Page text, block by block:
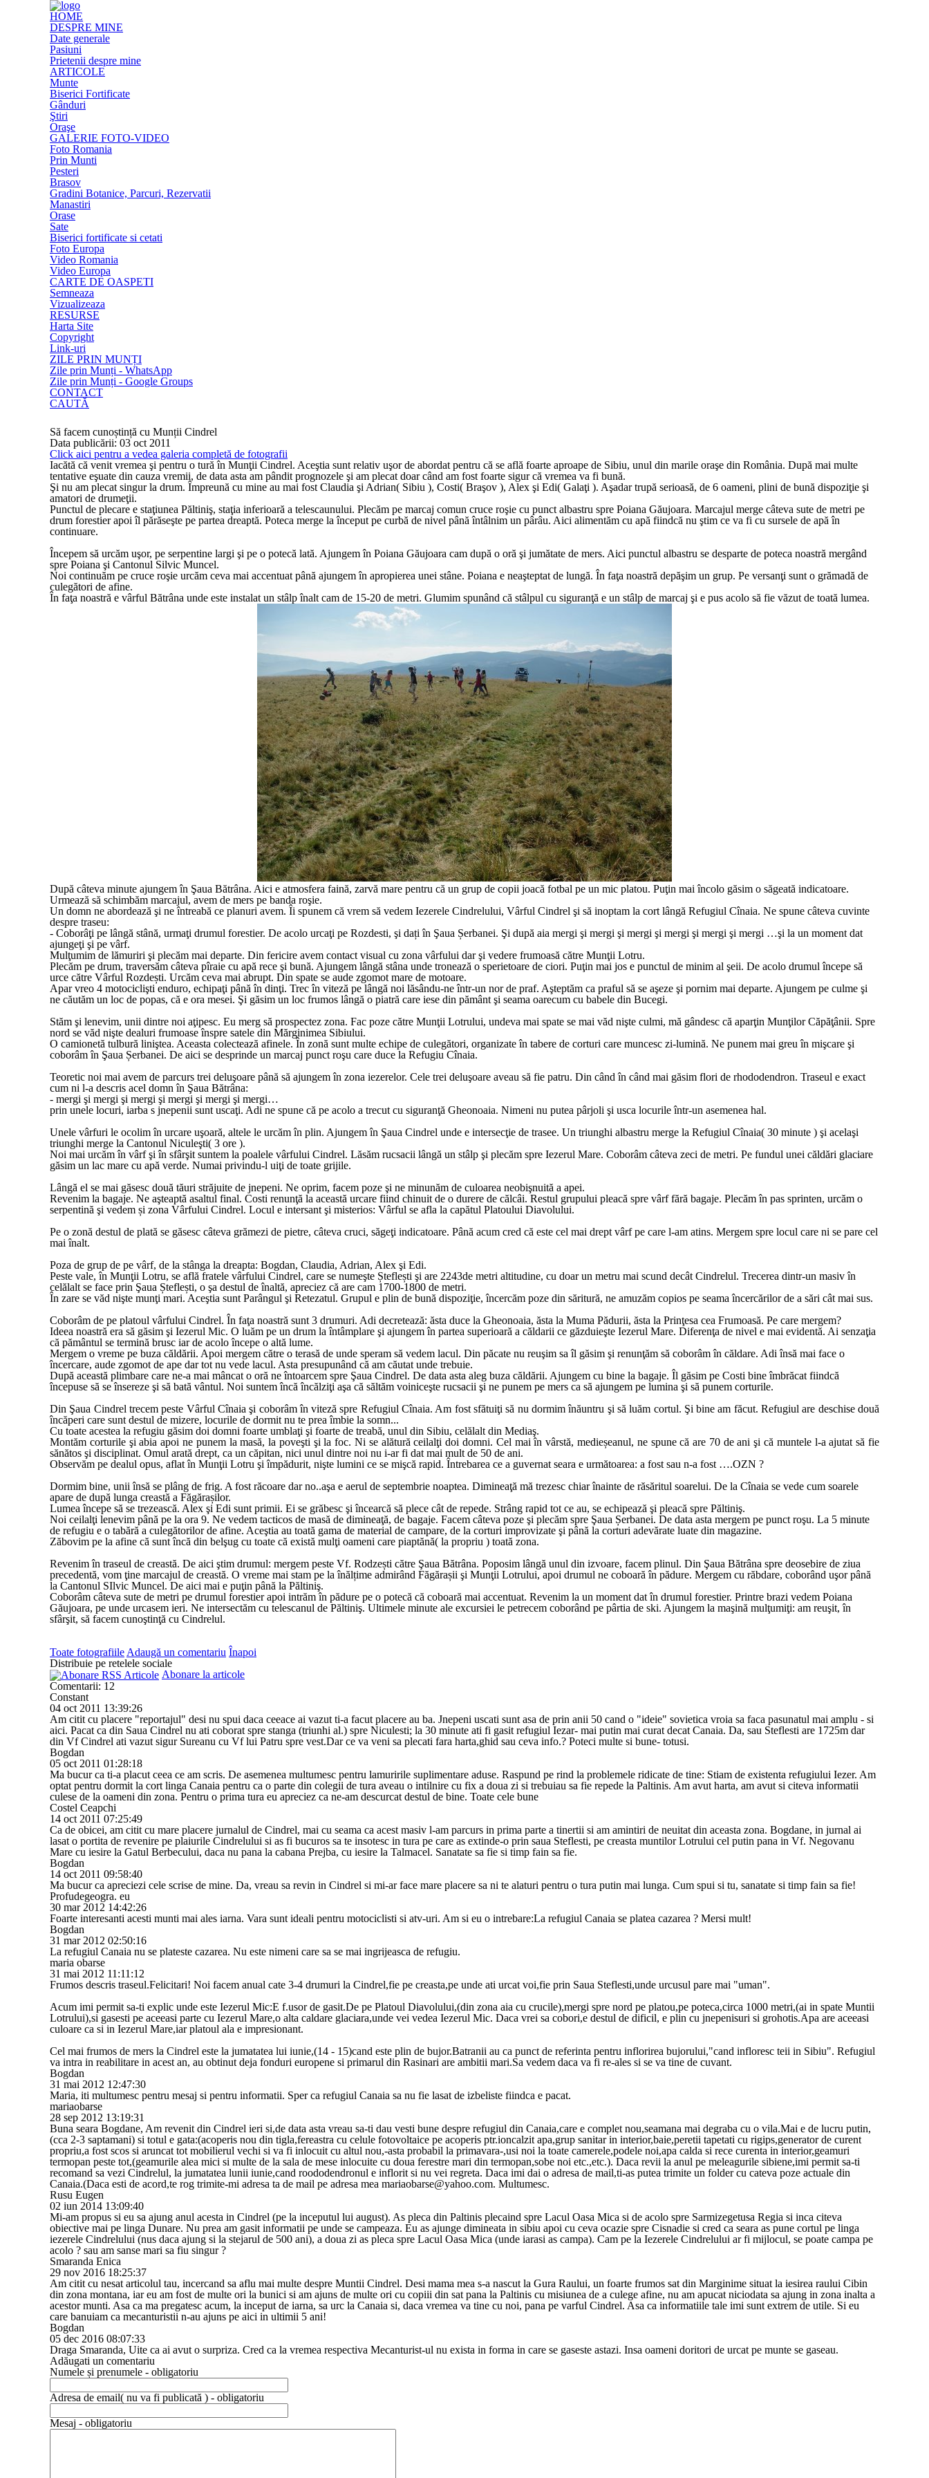
HOME
DESPRE MINE
Date generale
Pasiuni
Prietenii despre mine
ARTICOLE
Munte
Biserici Fortificate
Gânduri
Ştiri
Oraşe
GALERIE FOTO-VIDEO
Foto Romania
Prin Munti
Pesteri
Brasov
Gradini Botanice, Parcuri, Rezervatii
Manastiri
Orase
Sate
Biserici fortificate si cetati
Foto Europa
Video Romania
Video Europa
CARTE DE OASPETI
Semneaza
Vizualizeaza
RESURSE
Harta Site
Copyright
Link-uri
ZILE PRIN MUNȚI
Zile prin Munți - WhatsApp
Zile prin Munți - Google Groups
CONTACT
CAUTĂ
Să facem cunoștință cu Munții Cindrel
Data publicării: 03 oct 2011
Click aici pentru a vedea galeria completă de fotografii
Iacătă că venit vremea şi pentru o tură în Munţii Cindrel. Aceştia sunt relativ uşor de abordat pentru că se află foarte aproape de Sibiu, unul din marile oraşe din România. După mai multe
tentative eşuate din cauza vremii, de data asta am pândit prognozele şi am plecat doar când am fost foarte sigur că vremea va fi bună.
Şi nu am plecat singur la drum. Împreună cu mine au mai fost Claudia şi Adrian( Sibiu ), Costi( Braşov ), Alex şi Edi( Galaţi ). Aşadar trupă serioasă, de 6 oameni, plini de bună dispoziţie şi
amatori de drumeţii.
Punctul de plecare e staţiunea Păltiniş, staţia inferioară a telescaunului. Plecăm pe marcaj comun cruce roşie cu punct albastru spre Poiana Găujoara. Marcajul merge câteva sute de metri pe
drum forestier apoi îl părăseşte pe partea dreaptă. Poteca merge la început pe curbă de nivel până întâlnim un pârâu. Aici alimentăm cu apă fiindcă nu ştim ce va fi cu sursele de apă în
continuare.
Începem să urcăm uşor, pe serpentine largi şi pe o potecă lată. Ajungem în Poiana Găujoara cam după o oră şi jumătate de mers. Aici punctul albastru se desparte de poteca noastră mergând
spre Poiana şi Cantonul Silvic Muncel.
Noi continuăm pe cruce roşie urcăm ceva mai accentuat până ajungem în apropierea unei stâne. Poiana e neaşteptat de lungă. În faţa noastră depăşim un grup. Pe versanţi sunt o grămadă de
culegători de afine.
În faţa noastră e vârful Bătrâna unde este instalat un stâlp înalt cam de 15-20 de metri. Glumim spunând că stâlpul cu siguranţă e un stâlp de marcaj şi e pus acolo să fie văzut de toată lumea.
După câteva minute ajungem în Şaua Bătrâna. Aici e atmosfera faină, zarvă mare pentru că un grup de copii joacă fotbal pe un mic platou. Puţin mai încolo găsim o săgeată indicatoare.
Urmează să schimbăm marcajul, avem de mers pe banda roşie.
Un domn ne abordează şi ne întreabă ce planuri avem. Îi spunem că vrem să vedem Iezerele Cindrelului, Vârful Cindrel şi să inoptam la cort lângă Refugiul Cînaia. Ne spune câteva cuvinte
despre traseu:
- Coborâţi pe lângă stână, urmaţi drumul forestier. De acolo urcaţi pe Rozdesti, şi dați în Şaua Șerbanei. Şi după aia mergi şi mergi şi mergi şi mergi şi mergi şi mergi …şi la un moment dat
ajungeţi şi pe vârf.
Mulţumim de lămuriri şi plecăm mai departe. Din fericire avem contact visual cu zona vârfului dar şi vedere frumoasă către Munţii Lotru.
Plecăm pe drum, traversăm câteva pîraie cu apă rece şi bună. Ajungem lângă stâna unde tronează o sperietoare de ciori. Puţin mai jos e punctul de minim al şeii. De acolo drumul începe să
urce către Vârful Rozdești. Urcăm ceva mai abrupt. Din spate se aude zgomot mare de motoare.
Apar vreo 4 motociclişti enduro, echipaţi până în dinţi. Trec în viteză pe lângă noi lăsându-ne într-un nor de praf. Aşteptăm ca praful să se aşeze şi pornim mai departe. Ajungem pe culme şi
ne căutăm un loc de popas, că e ora mesei. Şi găsim un loc frumos lângă o piatră care iese din pământ şi seama oarecum cu babele din Bucegi.
Stăm şi lenevim, unii dintre noi aţipesc. Eu merg să prospectez zona. Fac poze către Munţii Lotrului, undeva mai spate se mai văd nişte culmi, mă gândesc că aparţin Munţilor Căpăţânii. Spre
nord se văd nişte dealuri frumoase înspre satele din Mărginimea Sibiului.
O camionetă tulbură liniştea. Aceasta colectează afinele. În zonă sunt multe echipe de culegători, organizate în tabere de corturi care muncesc zi-lumină. Ne punem mai greu în mişcare şi
coborâm în Şaua Șerbanei. De aici se desprinde un marcaj punct roşu care duce la Refugiu Cînaia.
Teoretic noi mai avem de parcurs trei deluşoare până să ajungem în zona iezerelor. Cele trei deluşoare aveau să fie patru. Din când în când mai găsim flori de rhododendron. Traseul e exact
cum ni l-a descris acel domn în Şaua Bătrâna:
- mergi şi mergi şi mergi şi mergi şi mergi şi mergi…
prin unele locuri, iarba s jnepenii sunt uscaţi. Adi ne spune că pe acolo a trecut cu siguranţă Gheonoaia. Nimeni nu putea pârjoli şi usca locurile într-un asemenea hal.
Unele vârfuri le ocolim în urcare uşoară, altele le urcăm în plin. Ajungem în Şaua Cindrel unde e intersecţie de trasee. Un triunghi albastru merge la Refugiul Cînaia( 30 minute ) şi acelaşi
triunghi merge la Cantonul Niculeşti( 3 ore ).
Noi mai urcăm în vârf şi în sfârşit suntem la poalele vârfului Cindrel. Lăsăm rucsacii lângă un stâlp şi plecăm spre Iezerul Mare. Coborâm câteva zeci de metri. Pe fundul unei căldări glaciare
găsim un lac mare cu apă verde. Numai privindu-l uiţi de toate grijile.
Lângă el se mai găsesc două tăuri străjuite de jnepeni. Ne oprim, facem poze şi ne minunăm de culoarea neobişnuită a apei.
Revenim la bagaje. Ne aşteaptă asaltul final. Costi renunţă la această urcare fiind chinuit de o durere de călcâi. Restul grupului pleacă spre vârf fără bagaje. Plecăm în pas sprinten, urcăm o
serpentină şi vedem și zona Vârfului Cindrel. Locul e intersant şi misterios: Vârful se afla la capătul Platoului Diavolului.
Pe o zonă destul de plată se găsesc câteva grămezi de pietre, câteva cruci, săgeţi indicatoare. Până acum cred că este cel mai drept vârf pe care l-am atins. Mergem spre locul care ni se pare cel
mai înalt.
Poza de grup de pe vârf, de la stânga la dreapta: Bogdan, Claudia, Adrian, Alex şi Edi.
Peste vale, în Munţii Lotru, se află fratele vârfului Cindrel, care se numeşte Șteflești şi are 2243de metri altitudine, cu doar un metru mai scund decât Cindrelul. Trecerea dintr-un masiv în
celălalt se face prin Şaua Șteflești, o şa destul de înaltă, apreciez că are cam 1700-1800 de metri.
În zare se văd nişte munţi mari. Aceştia sunt Parângul şi Retezatul. Grupul e plin de bună dispoziţie, încercăm poze din săritură, ne amuzăm copios pe seama încercărilor de a sări cât mai sus.
Coborâm de pe platoul vârfului Cindrel. În faţa noastră sunt 3 drumuri. Adi decretează: ăsta duce la Gheonoaia, ăsta la Muma Pădurii, ăsta la Prinţesa cea Frumoasă. Pe care mergem?
Ideea noastră era să găsim şi Iezerul Mic. O luăm pe un drum la întâmplare şi ajungem în partea superioară a căldarii ce găzduieşte Iezerul Mare. Diferenţa de nivel e mai evidentă. Ai senzaţia
că pământul se termină brusc iar de acolo începe o altă lume.
Mergem o vreme pe buza căldării. Apoi mergem către o terasă de unde speram să vedem lacul. Din păcate nu reuşim sa îl găsim şi renunţăm să coborâm în căldare. Adi însă mai face o
încercare, aude zgomot de ape dar tot nu vede lacul. Asta presupunând că am căutat unde trebuie.
După această plimbare care ne-a mai mâncat o oră ne întoarcem spre Şaua Cindrel. De data asta aleg buza căldării. Ajungem cu bine la bagaje. Îl găsim pe Costi bine îmbrăcat fiindcă
începuse să se însereze şi să bată vântul. Noi suntem încă încălziţi aşa că săltăm voiniceşte rucsacii şi ne punem pe mers ca să ajungem pe lumina şi să punem corturile.
Din Şaua Cindrel trecem peste Vârful Cînaia şi coborâm în viteză spre Refugiul Cînaia. Am fost sfătuiţi să nu dormim înăuntru şi să luăm cortul. Şi bine am făcut. Refugiul are deschise două
încăperi care sunt destul de mizere, locurile de dormit nu te prea îmbie la somn...
Cu toate acestea la refugiu găsim doi domni foarte umblaţi şi foarte de treabă, unul din Sibiu, celălalt din Mediaş.
Montăm corturile şi abia apoi ne punem la masă, la poveşti şi la foc. Ni se alătură ceilalţi doi domni. Cel mai în vârstă, medieșeanul, ne spune că are 70 de ani şi că muntele l-a ajutat să fie
sănătos şi disciplinat. Omul arată drept, ca un căpitan, nici unul dintre noi nu i-ar fi dat mai mult de 50 de ani.
Observăm pe dealul opus, aflat în Munţii Lotru şi împădurit, nişte lumini ce se mişcă rapid. Întrebarea ce a guvernat seara e următoarea: a fost sau n-a fost ….OZN ?
Dormim bine, unii însă se plâng de frig. A fost răcoare dar no..aşa e aerul de septembrie noaptea. Dimineaţă mă trezesc chiar înainte de răsăritul soarelui. De la Cînaia se vede cum soarele
apare de după lunga creastă a Făgărașilor.
Lumea începe să se trezească. Alex şi Edi sunt primii. Ei se grăbesc şi încearcă să plece cât de repede. Strâng rapid tot ce au, se echipează şi pleacă spre Păltiniş.
Noi ceilalţi lenevim până pe la ora 9. Ne vedem tacticos de masă de dimineaţă, de bagaje. Facem câteva poze şi plecăm spre Şaua Șerbanei. De data asta mergem pe punct roşu. La 5 minute
de refugiu e o tabără a culegătorilor de afine. Aceştia au toată gama de material de campare, de la corturi improvizate şi până la corturi adevărate luate din magazine.
Zăbovim pe la afine că sunt încă din belşug cu toate că există mulţi oameni care piaptănă( la propriu ) toată zona.
Revenim în traseul de creastă. De aici ştim drumul: mergem peste Vf. Rodzești către Şaua Bătrâna. Poposim lângă unul din izvoare, facem plinul. Din Şaua Bătrâna spre deosebire de ziua
precedentă, vom ţine marcajul de creastă. O vreme mai stam pe la înălțime admirând Făgărașii şi Munţii Lotrului, apoi drumul ne coboară în pădure. Mergem cu răbdare, coborând uşor până
la Cantonul SIlvic Muncel. De aici mai e puţin până la Păltiniş.
Coborâm câteva sute de metri pe drumul forestier apoi intrăm în pădure pe o potecă că coboară mai accentuat. Revenim la un moment dat în drumul forestier. Printre brazi vedem Poiana
Găujoara, pe unde urcasem ieri. Ne intersectăm cu telescanul de Păltiniş. Ultimele minute ale excursiei le petrecem coborând pe pârtia de ski. Ajungem la maşină mulţumiţi: am reuşit, în
sfârşit, să facem cunoştinţă cu Cindrelul.
Toate fotografiile Adaugă un comentariu Înapoi
Distribuie pe retelele sociale
Abonare la articole
Comentarii: 12
Constant
04 oct 2011 13:39:26
Am citit cu placere "reportajul" desi nu spui daca ceeace ai vazut ti-a facut placere au ba. Jnepeni uscati sunt asa de prin anii 50 cand o "ideie" sovietica vroia sa faca pasunatul mai amplu - si
aici. Pacat ca din Saua Cindrel nu ati coborat spre stanga (triunhi al.) spre Niculesti; la 30 minute ati fi gasit refugiul Iezar- mai putin mai curat decat Canaia. Da, sau Steflesti are 1725m dar
din Vf Cindrel ati vazut sigur Sureanu cu Vf lui Patru spre vest.Dar ce va veni sa plecati fara harta,ghid sau ceva info.? Poteci multe si bune- totusi.
Bogdan
05 oct 2011 01:28:18
Ma bucur ca ti-a placut ceea ce am scris. De asemenea multumesc pentru lamuririle suplimentare aduse. Raspund pe rind la problemele ridicate de tine: Stiam de existenta refugiului Iezer. Am
optat pentru dormit la cort linga Canaia pentru ca o parte din colegii de tura aveau o intilnire cu fix a doua zi si trebuiau sa fie repede la Paltinis. Am avut harta, am avut si citeva informatii
culese de la oameni din zona. Pentru o prima tura eu apreciez ca ne-am descurcat destul de bine. Toate cele bune
Costel Ceapchi
14 oct 2011 07:25:49
Ca de obicei, am citit cu mare placere jurnalul de Cindrel, mai cu seama ca acest masiv l-am parcurs in prima parte a tinertii si am amintiri de neuitat din aceasta zona. Bogdane, in jurnal ai
lasat o portita de revenire pe plaiurile Cindrelului si as fi bucuros sa te insotesc in tura pe care as extinde-o prin saua Steflesti, pe creasta muntilor Lotrului cel putin pana in Vf. Negovanu
Mare cu iesire la Gatul Berbecului, daca nu pana la cabana Prejba, cu iesire la Talmacel. Sanatate sa fie si timp fain sa fie.
Bogdan
14 oct 2011 09:58:40
Ma bucur ca apreciezi cele scrise de mine. Da, vreau sa revin in Cindrel si mi-ar face mare placere sa ni te alaturi pentru o tura putin mai lunga. Cum spui si tu, sanatate si timp fain sa fie!
Profudegeogra. eu
30 mar 2012 14:42:26
Foarte interesanti acesti munti mai ales iarna. Vara sunt ideali pentru motociclisti si atv-uri. Am si eu o intrebare:La refugiul Canaia se platea cazarea ? Mersi mult!
Bogdan
31 mar 2012 02:50:16
La refugiul Canaia nu se plateste cazarea. Nu este nimeni care sa se mai ingrijeasca de refugiu.
maria obarse
31 mai 2012 11:11:12
Frumos descris traseul.Felicitari! Noi facem anual cate 3-4 drumuri la Cindrel,fie pe creasta,pe unde ati urcat voi,fie prin Saua Steflesti,unde urcusul pare mai "uman".
Acum imi permit sa-ti explic unde este Iezerul Mic:E f.usor de gasit.De pe Platoul Diavolului,(din zona aia cu crucile),mergi spre nord pe platou,pe poteca,circa 1000 metri,(ai in spate Muntii
Lotrului),si gasesti pe aceeasi parte cu Iezerul Mare,o alta caldare glaciara,unde vei vedea Iezerul Mic. Daca vrei sa cobori,e destul de dificil, e plin cu jnepenisuri si grohotis.Apa are aceeasi
culoare ca si in Iezerul Mare,iar platoul ala e impresionant.
Cel mai frumos de mers la Cindrel este la jumatatea lui iunie,(14 - 15)cand este plin de bujor.Batranii au ca punct de referinta pentru inflorirea bujorului,"cand infloresc teii in Sibiu". Refugiul
va intra in reabilitare in acest an, au obtinut deja fonduri europene si primarul din Rasinari are ambitii mari.Sa vedem daca va fi re-ales si se va tine de cuvant.
Bogdan
31 mai 2012 12:47:30
Maria, iti multumesc pentru mesaj si pentru informatii. Sper ca refugiul Canaia sa nu fie lasat de izbeliste fiindca e pacat.
mariaobarse
28 sep 2012 13:19:31
Buna seara Bogdane, Am revenit din Cindrel ieri si,de data asta vreau sa-ti dau vesti bune despre refugiul din Canaia,care e complet nou,seamana mai degraba cu o vila.Mai e de lucru putin,
(cca 2-3 saptamani) si totul e gata:(acoperis nou din tigla,fereastra cu celule fotovoltaice pe acoperis ptr.ioncalzit apa,grup sanitar in interior,baie,peretii tapetati cu rigips,generator de curent
propriu,a fost scos si aruncat tot mobilierul vechi si va fi inlocuit cu altul nou,-asta probabil la primavara-,usi noi la toate camerele,podele noi,apa calda si rece curenta in interior,geamuri
termopan peste tot,(geamurile alea mici si multe de la sala de mese inlocuite cu doua ferestre mari din termopan,sobe noi etc.,etc.). Daca revii la anul pe meleagurile sibiene,imi permit sa-ti
recomand sa vezi Cindrelul, la jumatatea lunii iunie,cand roododendronul e inflorit si nu vei regreta. Daca imi dai o adresa de mail,ti-as putea trimite un folder cu cateva poze actuale din
Canaia.(Daca esti de acord,te rog trimite-mi adresa ta de mail pe adresa mea mariaobarse@yahoo.com. Multumesc.
Rusu Eugen
02 iun 2014 13:09:40
Mi-am propus si eu sa ajung anul acesta in Cindrel (pe la inceputul lui august). As pleca din Paltinis plecaind spre Lacul Oasa Mica si de acolo spre Sarmizegetusa Regia si inca citeva
obiective mai pe linga Dunare. Nu prea am gasit informatii pe unde se campeaza. Eu as ajunge dimineata in sibiu apoi cu ceva ocazie spre Cisnadie si cred ca seara as pune cortul pe linga
iezerele Cindrelului (nus daca ajung si la stejarul de 500 ani), a doua zi as pleca spre Lacul Oasa Mica (unde iarasi as campa). Cam pe la Iezerele Cindrelului ar fi mijlocul, se poate campa pe
acolo ? sau am sanse mari sa fiu singur ?
Smaranda Enica
29 nov 2016 18:25:37
Am citit cu nesat articolul tau, incercand sa aflu mai multe despre Muntii Cindrel. Desi mama mea s-a nascut la Gura Raului, un foarte frumos sat din Marginime situat la iesirea raului Cibin
din zona montana, iar eu am fost de multe ori la bunici si am ajuns de multe ori cu copiii din sat pana la Paltinis cu misiunea de a culege afine, nu am apucat niciodata sa ajung in zona inalta a
acestor munti. Asa ca ma pregatesc acum, la inceput de iarna, sa urc la Canaia si, daca vremea va tine cu noi, pana pe varful Cindrel. Asa ca informatiile tale imi sunt extrem de utile. Si eu
care banuiam ca mecanturistii n-au ajuns pe aici in ultimii 5 ani!
Bogdan
05 dec 2016 08:07:33
Draga Smaranda, Uite ca ai avut o surpriza. Cred ca la vremea respectiva Mecanturist-ul nu exista in forma in care se gaseste astazi. Insa oameni doritori de urcat pe munte se gaseau.
Adăugati un comentariu
Numele și prenumele - obligatoriu
Adresa de email( nu va fi publicată ) - obligatoriu
Mesaj - obligatoriu